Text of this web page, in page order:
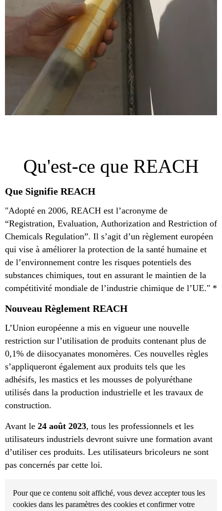
Qu'est-ce que REACH
Que Signifie REACH
"Adopté en 2006, REACH est l’acronyme de
“Registration, Evaluation, Authorization and Restriction of
Chemicals Regulation”. Il s’agit d’un règlement européen
qui vise à améliorer la protection de la santé humaine et
de l’environnement contre les risques potentiels des
substances chimiques, tout en assurant le maintien de la
compétitivité mondiale de l’industrie chimique de l’UE." *
Nouveau Règlement REACH
L’Union européenne a mis en vigueur une nouvelle
restriction sur l’utilisation de produits contenant plus de
0,1% de diisocyanates monomères. Ces nouvelles règles
s’appliqueront également aux produits tels que les
adhésifs, les mastics et les mousses de polyuréthane
utilisés dans la production industrielle et les travaux de
construction.
Avant le 24 août 2023, tous les professionnels et les
utilisateurs industriels devront suivre une formation avant
d’utiliser ces produits. Les utilisateurs bricoleurs ne sont
pas concernés par cette loi.
Pour que ce contenu soit affiché, vous devez accepter tous les
cookies dans les paramètres des cookies et confirmer votre